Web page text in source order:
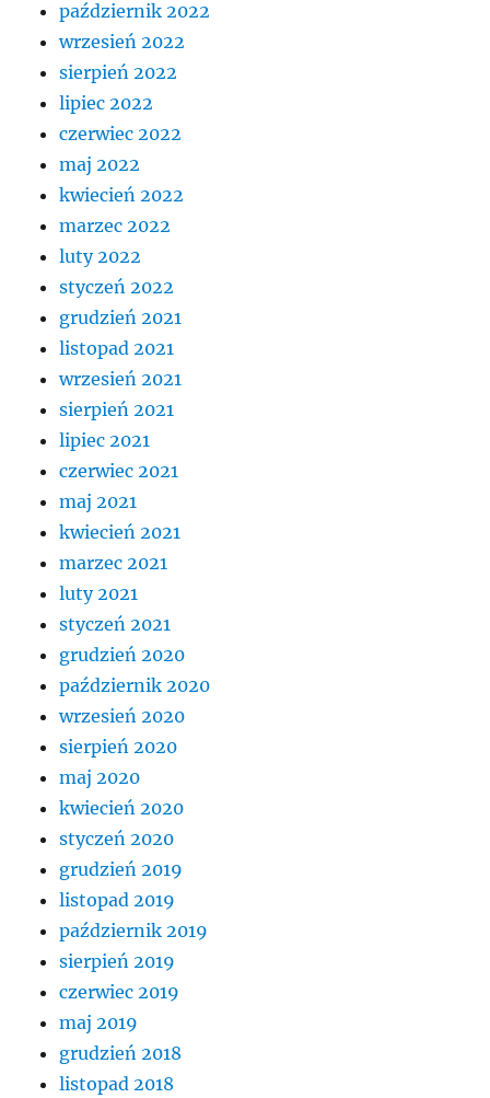
październik 2022
wrzesień 2022
sierpień 2022
lipiec 2022
czerwiec 2022
maj 2022
kwiecień 2022
marzec 2022
luty 2022
styczeń 2022
grudzień 2021
listopad 2021
wrzesień 2021
sierpień 2021
lipiec 2021
czerwiec 2021
maj 2021
kwiecień 2021
marzec 2021
luty 2021
styczeń 2021
grudzień 2020
październik 2020
wrzesień 2020
sierpień 2020
maj 2020
kwiecień 2020
styczeń 2020
grudzień 2019
listopad 2019
październik 2019
sierpień 2019
czerwiec 2019
maj 2019
grudzień 2018
listopad 2018